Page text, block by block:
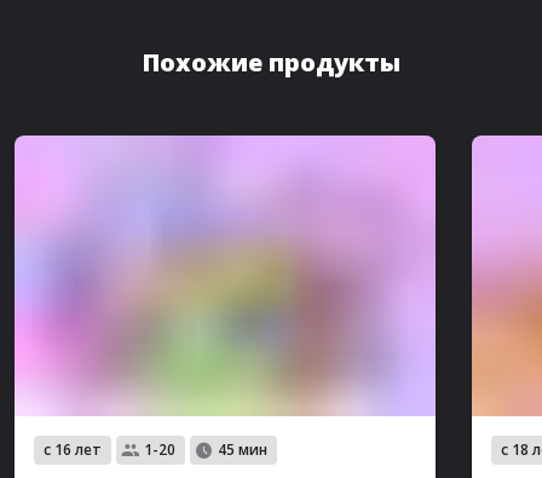
Похожие продукты
с 16 лет 1-20 45 мин с 18